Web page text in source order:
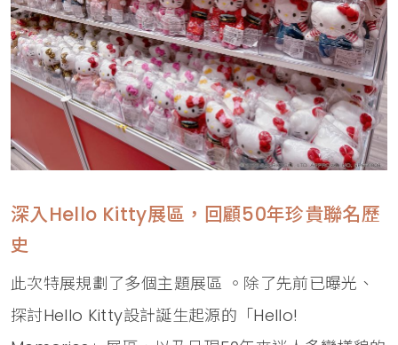
深入Hello Kitty展區，回顧50年珍貴聯名歷
史
此次特展規劃了多個主題展區 。除了先前已曝光、
探討Hello Kitty設計誕生起源的「Hello!